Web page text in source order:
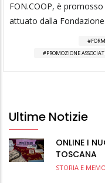
FON.COOP, è
attuato dalla
PROMOZIONE
Ultime Notizie
ONLINE I
TOSCANA
STORIA E